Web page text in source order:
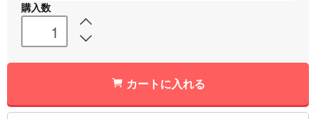
購入数
カートに入れる